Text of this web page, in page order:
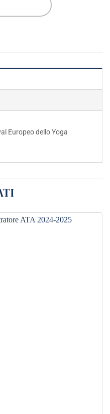
Europeo dello Yoga